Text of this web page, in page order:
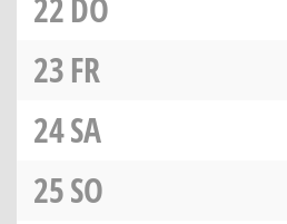
22DO
23FR
24SA
25SO